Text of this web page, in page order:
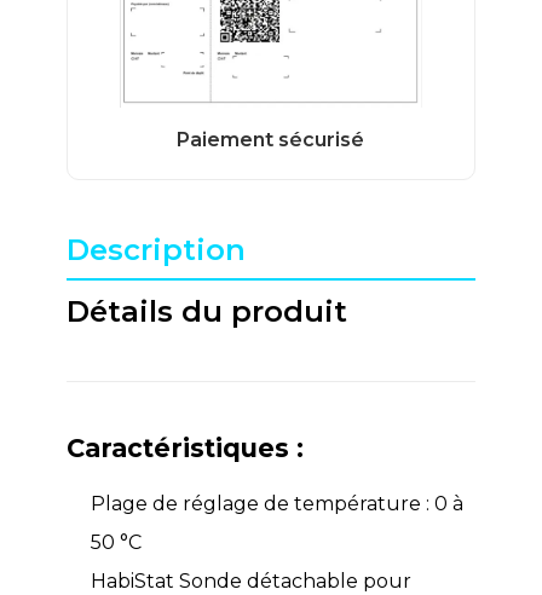
Description
Détails du produit
Caractéristiques :
Plage de réglage de température : 0 à
50 °C
HabiStat Sonde détachable pour